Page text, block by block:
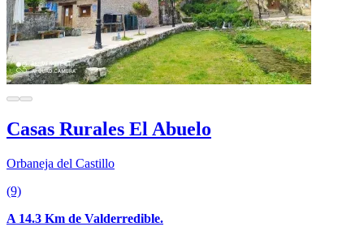
Casas Rurales El Abuelo
Orbaneja del Castillo
(9)
A 14.3 Km de Valderredible.